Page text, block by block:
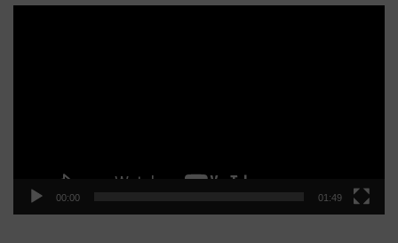
00:00 01:49